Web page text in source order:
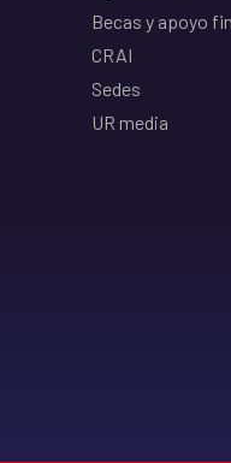
Becas y apoyo
CRAI
Sedes
UR media